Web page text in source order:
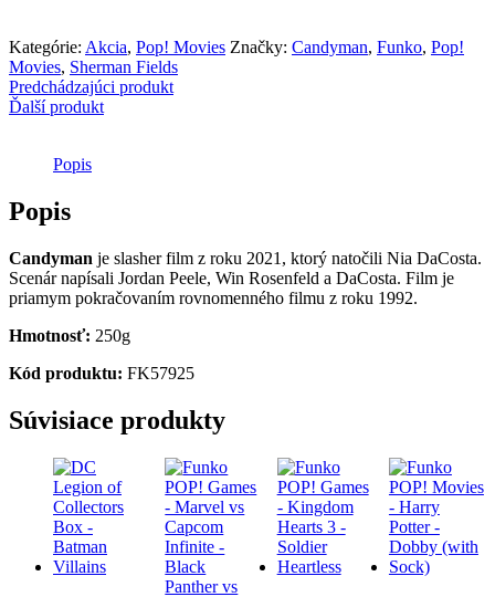
-
Sherman
Fields
Kategórie: Akcia, Pop! Movies Značky: Candyman, Funko, Pop!
Movies, Sherman Fields
Predchádzajúci produkt
Ďalší produkt
Popis
Popis
Candyman je slasher film z roku 2021, ktorý natočili Nia DaCosta.
Scenár napísali Jordan Peele, Win Rosenfeld a DaCosta. Film je
priamym pokračovaním rovnomenného filmu z roku 1992.
Hmotnosť: 250g
Kód produktu: FK57925
Súvisiace produkty